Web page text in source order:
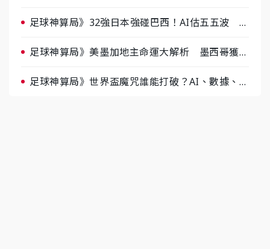
足球神算局》32強日本強碰巴西！AI估五五波 牛
足球神算局》美墨加地主命運大解析 墨西哥獲數
足球神算局》世界盃魔咒誰能打破？AI、數據、塔